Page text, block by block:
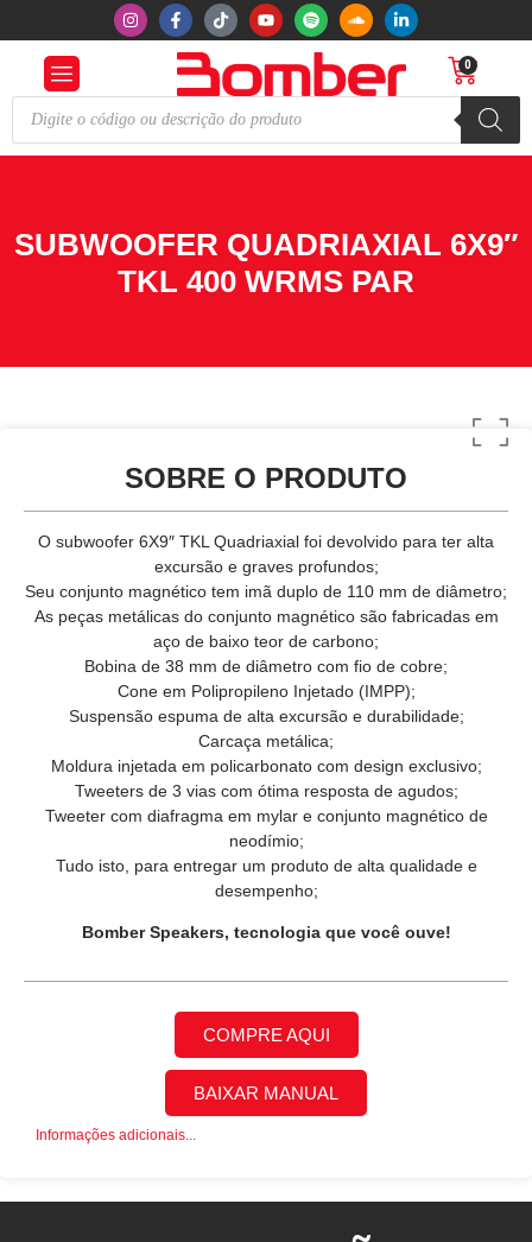
0
SUBWOOFER QUADRIAXIAL 6X9″
TKL 400 WRMS PAR
SOBRE O PRODUTO
O subwoofer 6X9″ TKL Quadriaxial foi devolvido para ter alta
excursão e graves profundos;
Seu conjunto magnético tem imã duplo de 110 mm de diâmetro;
As peças metálicas do conjunto magnético são fabricadas em
aço de baixo teor de carbono;
Bobina de 38 mm de diâmetro com fio de cobre;
Cone em Polipropileno Injetado (IMPP);
Suspensão espuma de alta excursão e durabilidade;
Carcaça metálica;
Moldura injetada em policarbonato com design exclusivo;
Tweeters de 3 vias com ótima resposta de agudos;
Tweeter com diafragma em mylar e conjunto magnético de
neodímio;
Tudo isto, para entregar um produto de alta qualidade e
desempenho;
Bomber Speakers, tecnologia que você ouve!
COMPRE AQUI
BAIXAR MANUAL
Informações adicionais...